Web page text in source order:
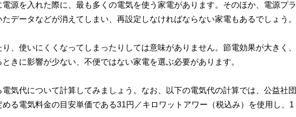
源を入れた際に、最も多くの電気を使う家電があります。そのほか、電源プラ
データなどが消えてしまい、再設定しなければならない家電もあるでしょう。
、使いにくくなってしまったりしては意味がありません。節電効果が大きく、
きに影響が少ない、不便ではない家電を選ぶ必要があります。
気代について計算してみましょう。なお、以下の電気代の計算では、公益社団
る電気料金の目安単価である31円／キロワットアワー（税込み）を使用し、1